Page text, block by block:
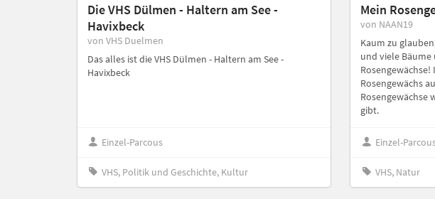
Die VHS Dülmen - Haltern am See -
Havixbeck
von VHS Duelmen
Das alles ist die VHS Dülmen - Haltern am See -
Havixbeck
Einzel-Parcous
VHS, Politik und Geschichte, Kultur
Mein
von NAAN19
Kaum zu
und viele Bäume
Rosengewächs
Rosengewächse
gibt.
Einzel-
VHS, Natur